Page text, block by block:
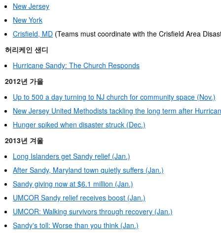
New Jersey
New York
Crisfield, MD (Teams must coordinate with the Crisfield Area
허리케인 샌디
Hurricane Sandy: The Church Responds
2012년 가을
Up to 500 a day turning to NJ church for community space (Nov.)
New Jersey United Methodists tackling the long term after
Hunger spiked when disaster struck (Dec.)
2013년 겨울
Long Islanders get Sandy relief (Jan.)
After Sandy, Maryland town quietly suffers (Jan.)
Sandy giving now at $6.1 million (Jan.)
UMCOR Sandy relief receives boost (Jan.)
UMCOR: Walking survivors through recovery (Jan.)
Sandy's toll: Worse than you think (Jan.)